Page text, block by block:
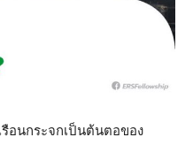
อนกระจกเป็นต้นตอของ